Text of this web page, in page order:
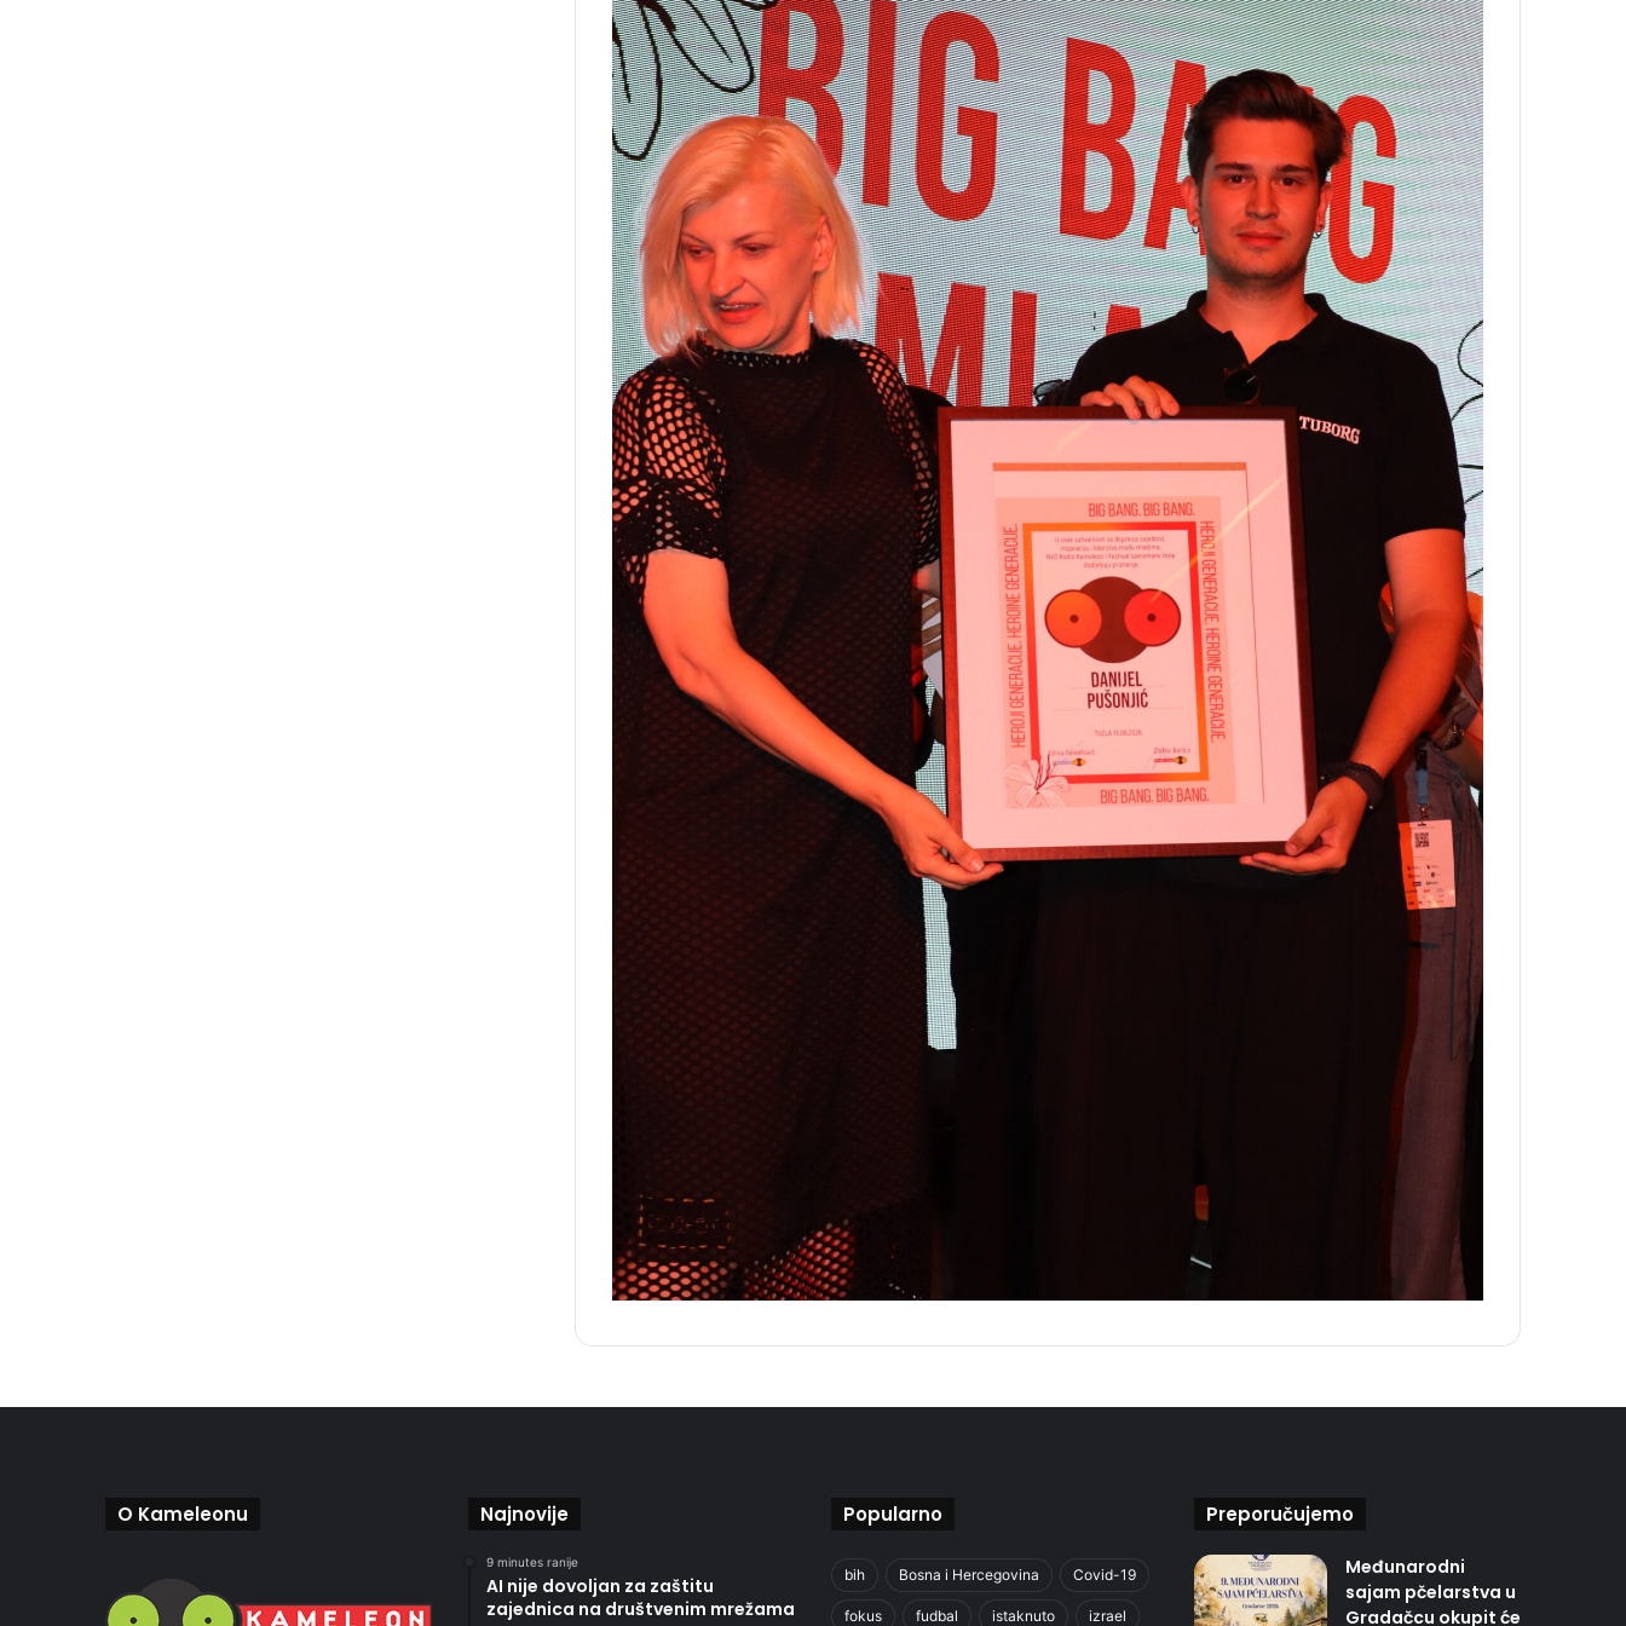
O Kameleonu Najnovije
9 minutes ranije
AI nije dovoljan za zaštitu
zajednica na društvenim mrežama
Popularno
bih Bosna i Hercegovina Covid-19
fokus fudbal istaknuto izrael
Preporučujemo
Međunarodni
sajam pčelarstva u
Gradačcu okupit će